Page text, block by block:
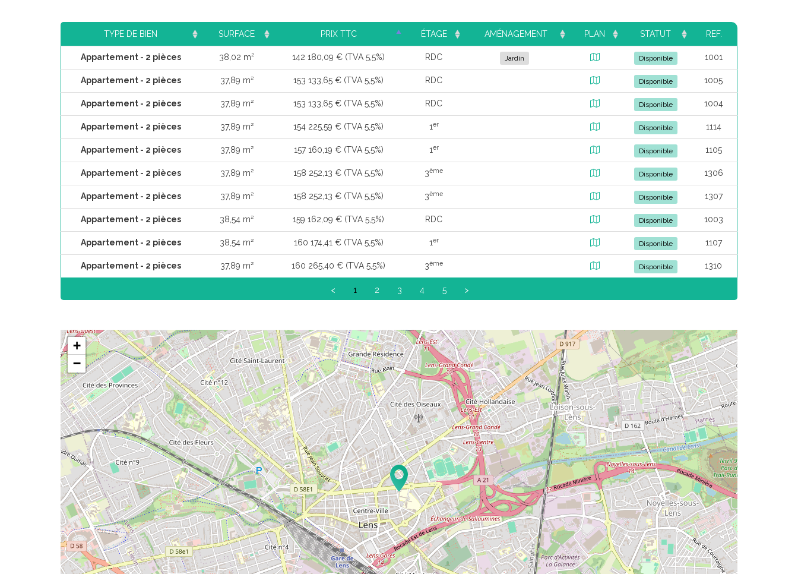
TYPE DE BIEN SURFACE PRIX TTC ÉTAGE AMÉNAGEMENT PLAN STATUT REF.
Appartement - 2 pièces 38,02 m² 142 180,09 € (TVA 5,5%) RDC Jardin Disponible 1001
Appartement - 2 pièces 37,89 m² 153 133,65 € (TVA 5,5%) RDC Disponible 1005
Appartement - 2 pièces 37,89 m² 153 133,65 € (TVA 5,5%) RDC Disponible 1004
Appartement - 2 pièces 37,89 m² 154 225,59 € (TVA 5,5%) 1er Disponible 1114
Appartement - 2 pièces 37,89 m² 157 160,19 € (TVA 5,5%) 1er Disponible 1105
Appartement - 2 pièces 37,89 m² 158 252,13 € (TVA 5,5%) 3ème Disponible 1306
Appartement - 2 pièces 37,89 m² 158 252,13 € (TVA 5,5%) 3ème Disponible 1307
Appartement - 2 pièces 38,54 m² 159 162,09 € (TVA 5,5%) RDC Disponible 1003
Appartement - 2 pièces 38,54 m² 160 174,41 € (TVA 5,5%) 1er Disponible 1107
Appartement - 2 pièces 37,89 m² 160 265,40 € (TVA 5,5%) 3ème Disponible 1310
< 1 2 3 4 5 >
+
−